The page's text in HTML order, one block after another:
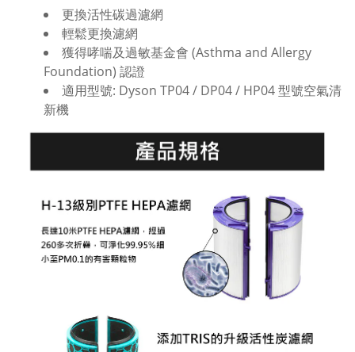
更換活性碳過濾網
輕鬆更換濾網
獲得哮喘及過敏基金會 (Asthma and Allergy
Foundation) 認證
適用型號: Dyson TP04 / DP04 / HP04 型號空氣清
新機